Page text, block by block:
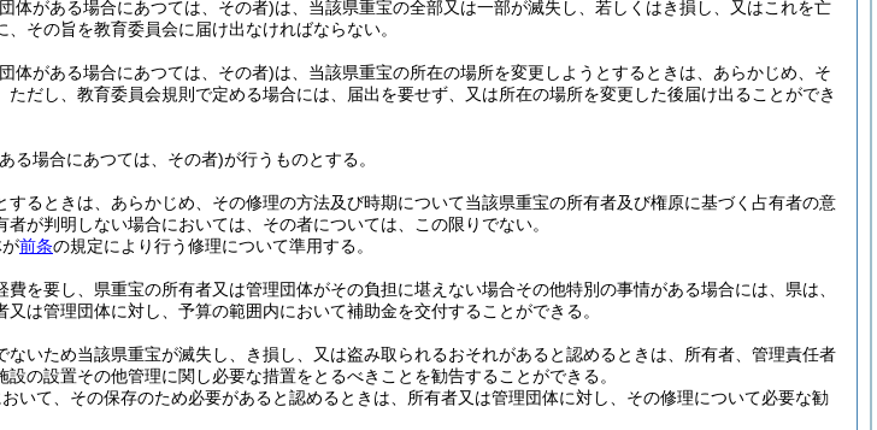
体がある場合にあつては、その者)は、当該県重宝の全部又は一部が滅失し、若しくはき損し、又はこれを亡
その旨を教育委員会に届け出なければならない。
体がある場合にあつては、その者)は、当該県重宝の所在の場所を変更しようとするときは、あらかじめ、そ
ただし、教育委員会規則で定める場合には、届出を要せず、又は所在の場所を変更した後届け出ることができ
る場合にあつては、その者)が行うものとする。
るときは、あらかじめ、その修理の方法及び時期について当該県重宝の所有者及び権原に基づく占有者の意
者が判明しない場合においては、その者については、この限りでない。
前条の規定により行う修理について準用する。
を要し、県重宝の所有者又は管理団体がその負担に堪えない場合その他特別の事情がある場合には、県は、
は管理団体に対し、予算の範囲内において補助金を交付することができる。
いため当該県重宝が滅失し、き損し、又は盗み取られるおそれがあると認めるときは、所有者、管理責任者
の設置その他管理に関し必要な措置をとるべきことを勧告することができる。
いて、その保存のため必要があると認めるときは、所有者又は管理団体に対し、その修理について必要な勧